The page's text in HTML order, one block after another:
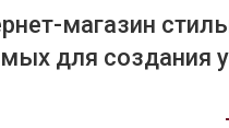
магазин
для создания